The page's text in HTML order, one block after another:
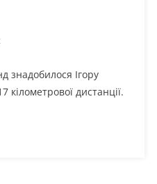
знадобилося Ігору
кілометрової дистанції.